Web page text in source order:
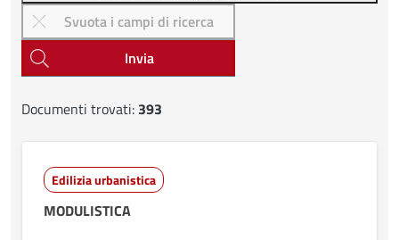
Invia
Documenti trovati: 393
Edilizia urbanistica
MODULISTICA